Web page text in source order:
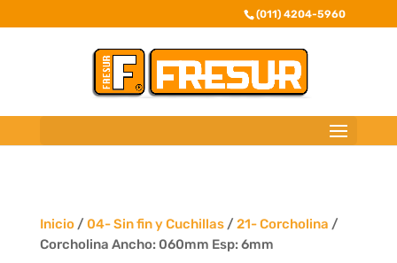
(011) 4204-5960
Inicio/ 04- Sin fin y Cuchillas/ 21- Corcholina /
Corcholina Ancho: 060mm Esp: 6mm